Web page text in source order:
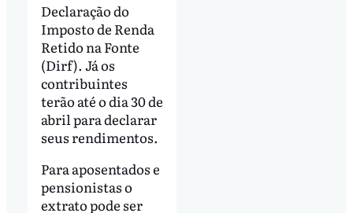
Declaração do
Imposto de Renda
Retido na Fonte
(Dirf). Já os
contribuintes
terão até o dia 30 de
abril para declarar
seus rendimentos.
Para aposentados e
pensionistas o
extrato pode ser